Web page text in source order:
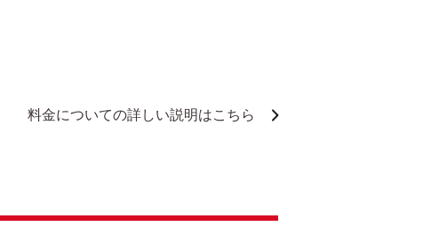
料金についての詳しい説明はこちら